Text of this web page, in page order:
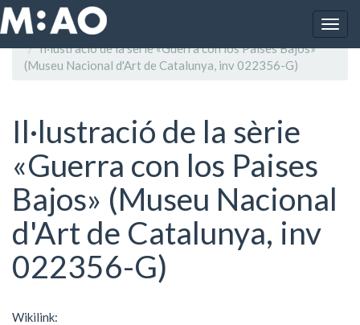
Vés al contingut
Inici
Il·lustració de la sèrie «Guerra con los Paises Bajos»
(Museu Nacional d'Art de Catalunya, inv 022356-G)
Il·lustració de la sèrie
«Guerra con los Paises
Bajos» (Museu Nacional
d'Art de Catalunya, inv
022356-G)
Wikilink: